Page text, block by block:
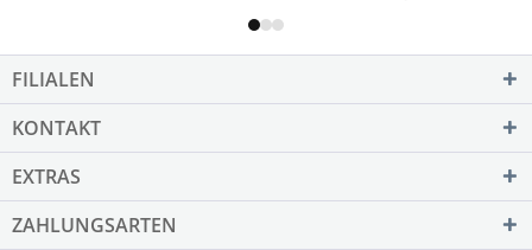
FILIALEN
KONTAKT
EXTRAS
ZAHLUNGSARTEN